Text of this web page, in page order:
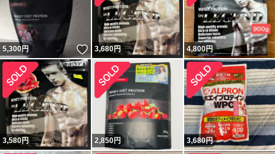
5,300円 いいね！
3,680円 4,800円
3,580円 2,850円 3,680円